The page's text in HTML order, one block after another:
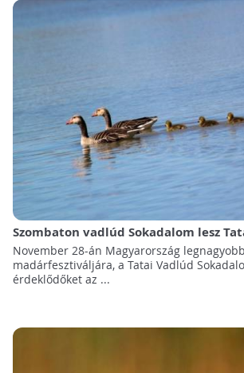
Szombaton vadlúd Sokadalom lesz
November 28-án Magyarország
madárfesztiváljára, a Tatai Vadlúd
érdeklődőket az ...